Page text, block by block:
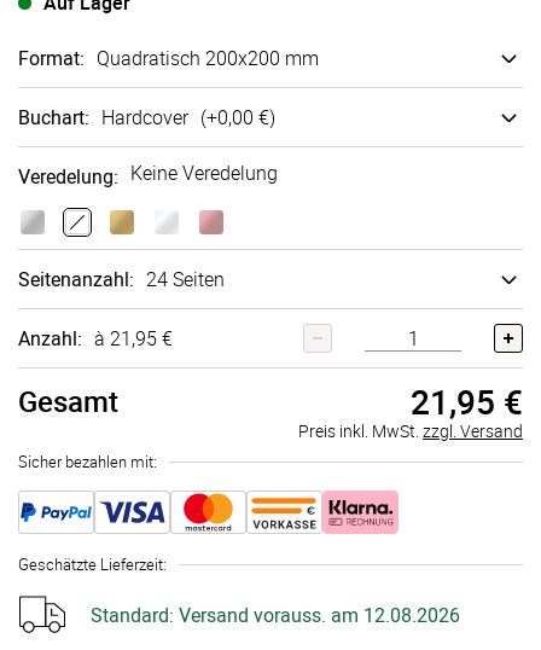
Format: Quadratisch 200x200 mm
Buchart: Hard­cover (+0,00 €)
Veredelung: Keine Veredelung
Seitenanzahl: 24 Seiten
Anzahl: à 21,95 €
Gesamt 21,95 €
Preis inkl. MwSt. zzgl. Versand
Sicher bezahlen mit:
Geschätzte Lieferzeit:
Standard: Versand vorauss. am 12.08.2026